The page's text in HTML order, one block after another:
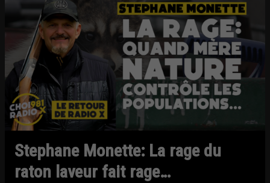
Stephane Monette: La rage du
raton laveur fait rage…